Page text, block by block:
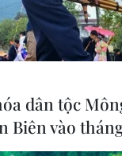
dân tộc
Biên vào